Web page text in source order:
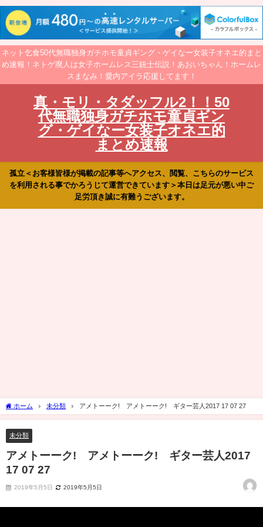
ネット乞食50代無職独身ガチホモ童貞ギング・ゲイなー女装子オネエ的まと
め速報！ネトゲ廃人は女子ホームレス三銃士伝説！あおいちゃん！ホームレ
スまなみ！愛内アイラ応援してます！
真・モリ・タダッフル2！！50
代無職独身ガチホモ童貞ギン
グ・ゲイなー女装子オネエ的
まとめ速報
孤立＜お客様皆様が掲載の記事等へアクセス、閲覧、こちらのサービス
を利用される事でかろうじて運営できています＞本日は足元が悪い中ご
足労頂き誠に有難うございます。
ホーム 未分類 アメトーーク! アメトーーク! ギター芸人2017 17 07 27
未分類
アメトーーク! アメトーーク! ギター芸人2017
17 07 27
2019年5月5日 2019年5月5日